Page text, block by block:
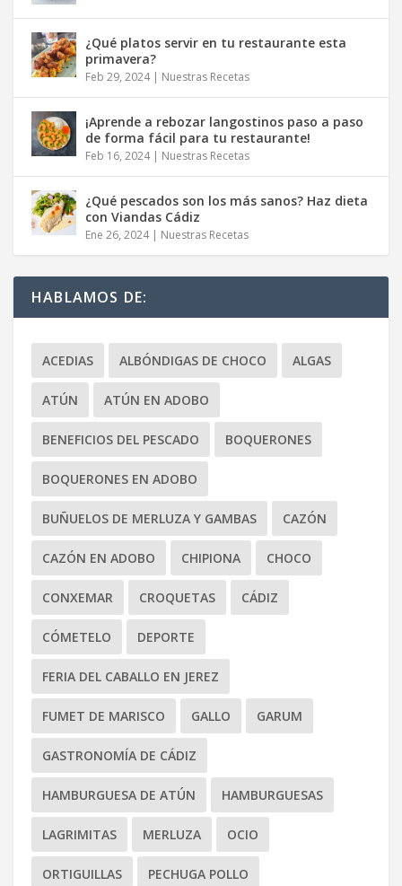
¿Qué platos servir en tu restaurante esta
primavera?
Feb 29, 2024| Nuestras Recetas
¡Aprende a rebozar langostinos paso a paso
de forma fácil para tu restaurante!
Feb 16, 2024| Nuestras Recetas
¿Qué pescados son los más sanos? Haz dieta
con Viandas Cádiz
Ene 26, 2024| Nuestras Recetas
HABLAMOS DE:
ACEDIAS ALBÓNDIGAS DE CHOCO ALGAS
ATÚN ATÚN EN ADOBO
BENEFICIOS DEL PESCADO BOQUERONES
BOQUERONES EN ADOBO
BUÑUELOS DE MERLUZA Y GAMBAS CAZÓN
CAZÓN EN ADOBO CHIPIONA CHOCO
CONXEMAR CROQUETAS CÁDIZ
CÓMETELO DEPORTE
FERIA DEL CABALLO EN JEREZ
FUMET DE MARISCO GALLO GARUM
GASTRONOMÍA DE CÁDIZ
HAMBURGUESA DE ATÚN HAMBURGUESAS
LAGRIMITAS MERLUZA OCIO
ORTIGUILLAS PECHUGA POLLO